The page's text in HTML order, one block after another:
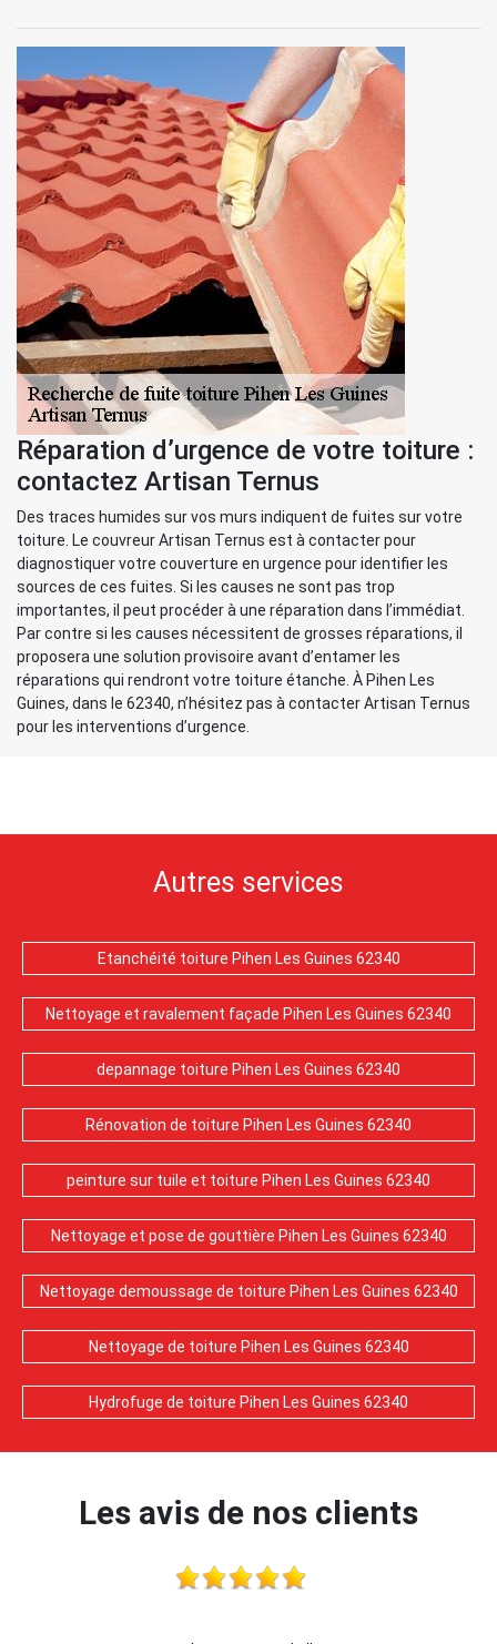
Réparation d’urgence de votre toiture :
contactez Artisan Ternus
Des traces humides sur vos murs indiquent de fuites sur votre
toiture. Le couvreur Artisan Ternus est à contacter pour
diagnostiquer votre couverture en urgence pour identifier les
sources de ces fuites. Si les causes ne sont pas trop
importantes, il peut procéder à une réparation dans l’immédiat.
Par contre si les causes nécessitent de grosses réparations, il
proposera une solution provisoire avant d’entamer les
réparations qui rendront votre toiture étanche. À Pihen Les
Guines, dans le 62340, n’hésitez pas à contacter Artisan Ternus
pour les interventions d’urgence.
Autres services
Etanchéité toiture Pihen Les Guines 62340
Nettoyage et ravalement façade Pihen Les Guines 62340
depannage toiture Pihen Les Guines 62340
Rénovation de toiture Pihen Les Guines 62340
peinture sur tuile et toiture Pihen Les Guines 62340
Nettoyage et pose de gouttière Pihen Les Guines 62340
Nettoyage demoussage de toiture Pihen Les Guines 62340
Nettoyage de toiture Pihen Les Guines 62340
Hydrofuge de toiture Pihen Les Guines 62340
Les avis de nos clients